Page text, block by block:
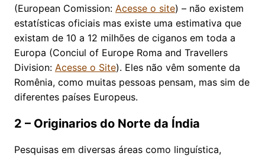
(European Comission: Acesse o site) – não existem
estatísticas oficiais mas existe uma estimativa que
existam de 10 a 12 milhões de ciganos em toda a
Europa (Conciul of Europe Roma and Travellers
Division: Acesse o Site). Eles não vêm somente da
Romênia, como muitas pessoas pensam, mas sim de
diferentes países Europeus.
2 – Originarios do Norte da Índia
Pesquisas em diversas áreas como linguística,